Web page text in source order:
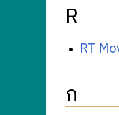
R
RT
ก